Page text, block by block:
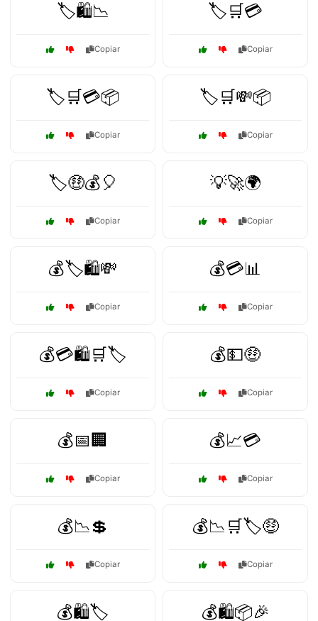
🏷️🛍️📉
Copiar
🏷️🛒💳
Copiar
🏷️🛒💳📦
Copiar
🏷️🛒💸📦
Copiar
🏷️🤑💰🎈
Copiar
💡🚀🌍
Copiar
💰🏷️🛍️💸
Copiar
💰💳📊
Copiar
💰💳🛍️🛒🏷️
Copiar
💰💵🤑
Copiar
💰📅🏢
Copiar
💰📈💳
Copiar
💰📉💲
Copiar
💰📉🛒🏷️🤑
Copiar
💰🛍️🏷️ 💰🛍️📦🎉